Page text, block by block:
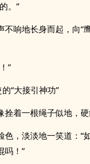
。”
响地长身而起，向“
”
“大接引神功”
着一根绳子似地，硬
，淡淡地一笑道：“
吗！”